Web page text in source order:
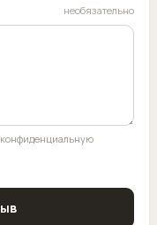
необязательно